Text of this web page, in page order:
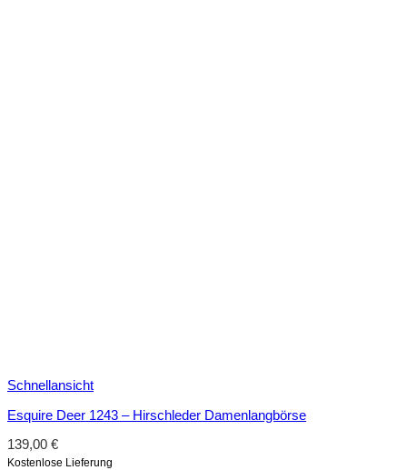
Schnellansicht
Esquire Deer 1243 – Hirschleder Damenlangbörse
139,00 €
Kostenlose Lieferung